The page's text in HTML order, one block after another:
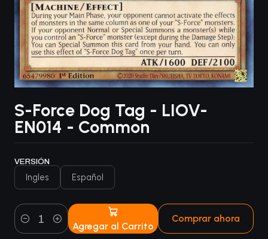
S-Force Dog Tag - LIOV-
EN014 - Common
VERSIÓN
Ingles Español
Cantidad Agregar al Carrito
Comprar ahora